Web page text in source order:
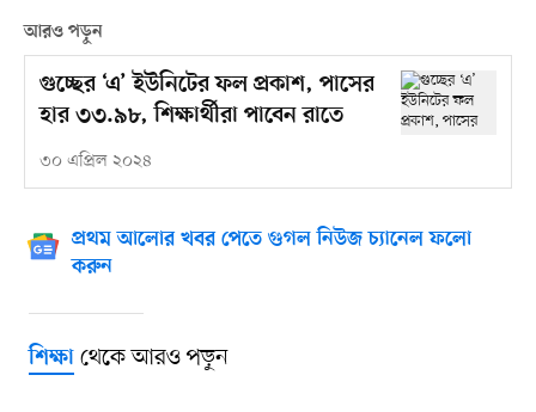
আরও পড়ুন
গুচ্ছের ‘এ’ ইউনিটের ফল প্রকাশ, পাসের
হার ৩৩.৯৮, শিক্ষার্থীরা পাবেন রাতে
৩০ এপ্রিল ২০২৪
প্রথম আলোর খবর পেতে গুগল নিউজ চ্যানেল ফলো
করুন
শিক্ষাথেকে আরও পড়ুন